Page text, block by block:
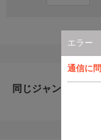
エラー
通信に
同じジャンルのおす